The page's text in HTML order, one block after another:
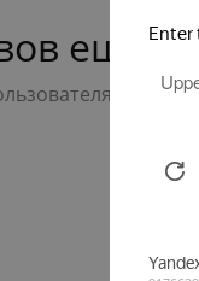
ещё
с